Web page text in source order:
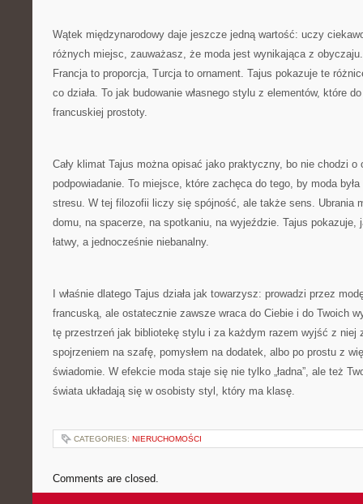
Wątek międzynarodowy daje jeszcze jedną wartość: uczy
różnych miejsc, zauważasz, że moda jest wynikająca z
Francja to proporcja, Turcja to ornament. Tajus pokazuje te
co działa. To jak budowanie własnego stylu z elementów, które
francuskiej prostoty.
Cały klimat Tajus można opisać jako praktyczny, bo nie chodzi o
podpowiadanie. To miejsce, które zachęca do tego, by moda była
stresu. W tej filozofii liczy się spójność, ale także sens. Ubrania
domu, na spacerze, na spotkaniu, na wyjeździe. Tajus pokazuje,
łatwy, a jednocześnie niebanalny.
I właśnie dlatego Tajus działa jak towarzysz: prowadzi przez
francuską, ale ostatecznie zawsze wraca do Ciebie i do Twoich
tę przestrzeń jak bibliotekę stylu i za każdym razem wyjść z niej
spojrzeniem na szafę, pomysłem na dodatek, albo po prostu z
świadomie. W efekcie moda staje się nie tylko „ładna”, ale też
świata układają się w osobisty styl, który ma klasę.
CATEGORIES: NIERUCHOMOŚCI
Comments are closed.